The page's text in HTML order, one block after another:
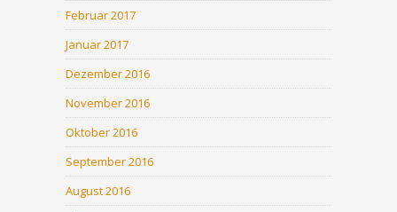
Februar 2017
Januar 2017
Dezember 2016
November 2016
Oktober 2016
September 2016
August 2016